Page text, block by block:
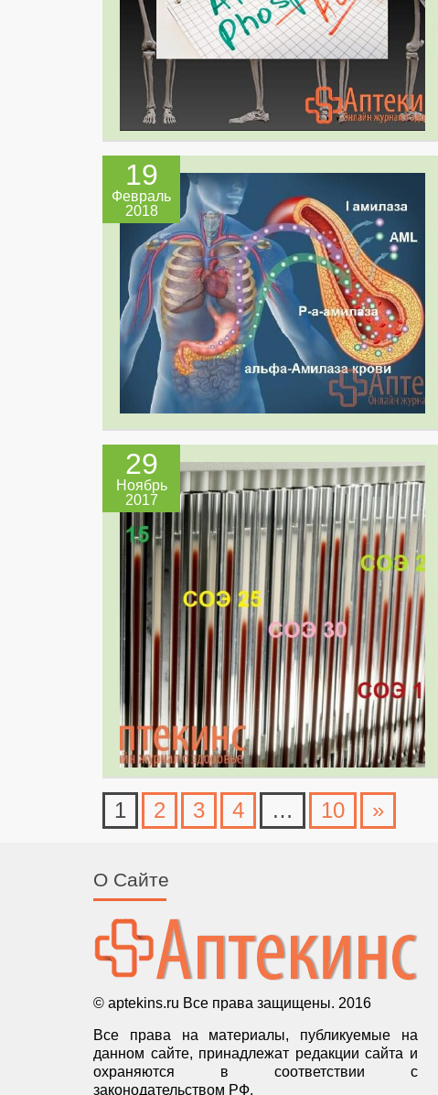
19
Февраль
2018
29
Ноябрь
2017
1 2 3 4 … 10 »
О Сайте
© aptekins.ru Все права защищены. 2016
Все права на материалы, публикуемые на
данном сайте, принадлежат редакции сайта и
охраняются в соответствии с
законодательством РФ.